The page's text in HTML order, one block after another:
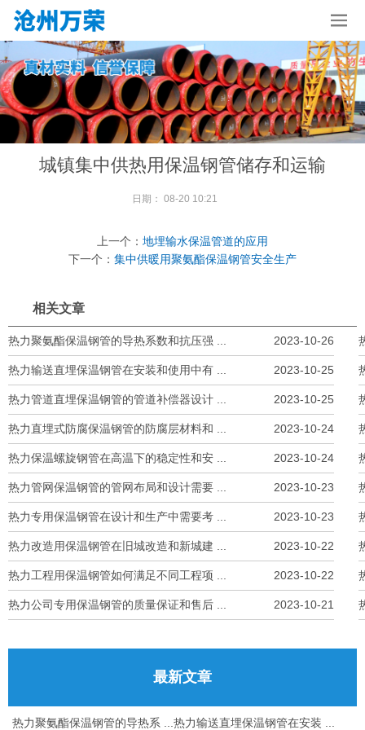
城镇集中供热用保温钢管储存和运输
日期： 08-20 10:21
上一个： 地埋输水保温管道的应用
下一个： 集中供暖用聚氨酯保温钢管安全生产
相关文章
热力聚氨酯保温钢管的导热系数和抗压强 ... 2023-10-26
热力输送直埋保温钢管在安装和使用中有 ... 2023-10-25
热力管道直埋保温钢管的管道补偿器设计 ... 2023-10-25
热力直埋式防腐保温钢管的防腐层材料和 ... 2023-10-24
热力保温螺旋钢管在高温下的稳定性和安 ... 2023-10-24
热力管网保温钢管的管网布局和设计需要 ... 2023-10-23
热力专用保温钢管在设计和生产中需要考 ... 2023-10-23
热力改造用保温钢管在旧城改造和新城建 ... 2023-10-22
热力工程用保温钢管如何满足不同工程项 ... 2023-10-22
热力公司专用保温钢管的质量保证和售后 ... 2023-10-21
最新文章
热力聚氨酯保温钢管的导热系 ... 热力输送直埋保温钢管在安装 ...